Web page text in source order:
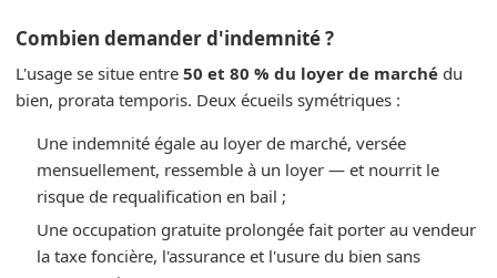
Combien demander d'indemnité ?
L'usage se situe entre 50 et 80 % du loyer de marché du
bien, prorata temporis. Deux écueils symétriques :
Une indemnité égale au loyer de marché, versée
mensuellement, ressemble à un loyer — et nourrit le
risque de requalification en bail ;
Une occupation gratuite prolongée fait porter au vendeur
la taxe foncière, l'assurance et l'usure du bien sans